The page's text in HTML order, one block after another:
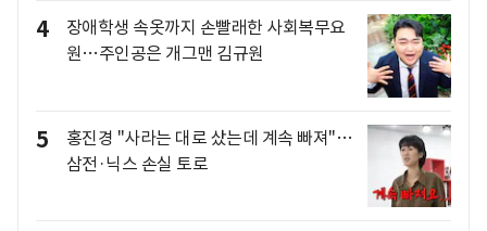
4
장애학생 속옷까지 손빨래한 사회복무요
원…주인공은 개그맨 김규원
5
홍진경 "사라는 대로 샀는데 계속 빠져"…
삼전·닉스 손실 토로